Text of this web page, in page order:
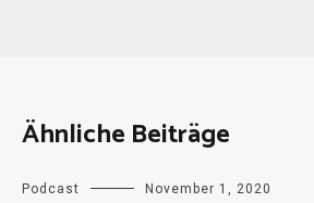
Ähnliche Beiträge
Podcast November 1, 2020